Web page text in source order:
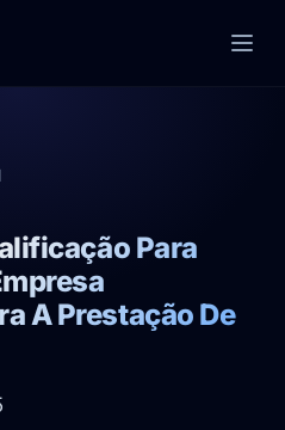
Para
A Prestação De